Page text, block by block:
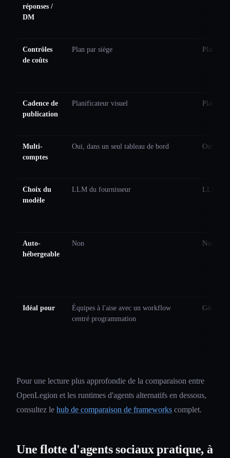
réponses /
DM
Contrôles
de coûts
Plan par siège Plan par
Cadence de
publication
Planificateur visuel
Multi-
comptes
Oui, dans un seul tableau de bord Oui,
Choix du
modèle
LLM du fournisseur LLM du
Auto-
hébergeable
Non Non
Idéal pour
Équipes à l'aise avec un workflow
centré programmation
Pour une lecture plus approfondie de la comparaison entre
OpenLegion et les runtimes d'agents alternatifs en dessous,
consultez le hub de comparaison de frameworks complet.
Une flotte d'agents sociaux pratique, à